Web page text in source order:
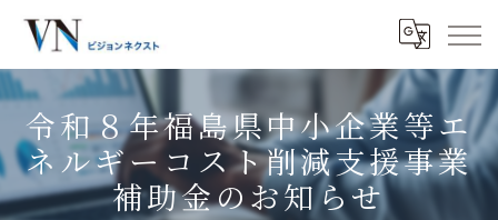
令和８年福島県中小企業等エ
ネルギーコスト削減支援事業
補助金のお知らせ